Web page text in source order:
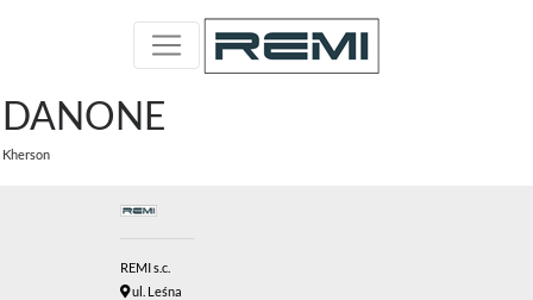
DANONE
Kherson
REMI s.c.
ul. Leśna